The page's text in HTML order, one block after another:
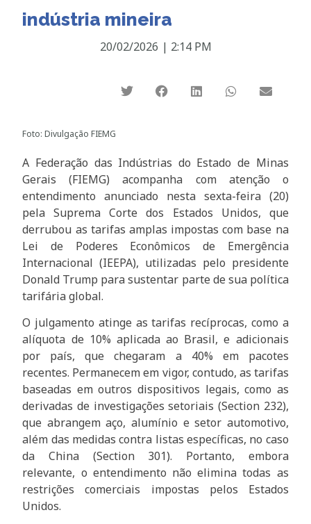
indústria mineira
20/02/2026 | 2:14 PM
Foto: Divulgação FIEMG
A Federação das Indústrias do Estado de Minas
Gerais (FIEMG) acompanha com atenção o
entendimento anunciado nesta sexta-feira (20)
pela Suprema Corte dos Estados Unidos, que
derrubou as tarifas amplas impostas com base na
Lei de Poderes Econômicos de Emergência
Internacional (IEEPA), utilizadas pelo presidente
Donald Trump para sustentar parte de sua política
tarifária global.
O julgamento atinge as tarifas recíprocas, como a
alíquota de 10% aplicada ao Brasil, e adicionais
por país, que chegaram a 40% em pacotes
recentes. Permanecem em vigor, contudo, as tarifas
baseadas em outros dispositivos legais, como as
derivadas de investigações setoriais (Section 232),
que abrangem aço, alumínio e setor automotivo,
além das medidas contra listas específicas, no caso
da China (Section 301). Portanto, embora
relevante, o entendimento não elimina todas as
restrições comerciais impostas pelos Estados
Unidos.